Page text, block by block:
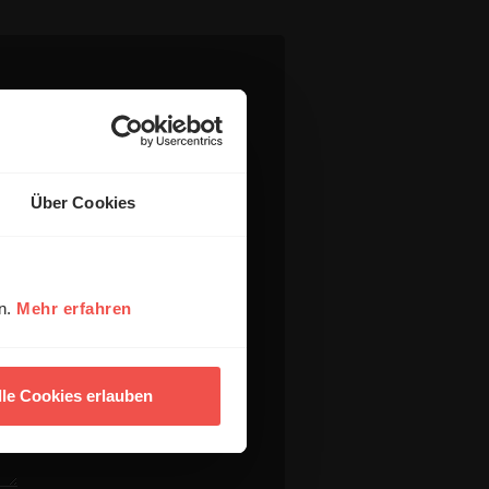
Über Cookies
Mehr erfahren
Cookies erlauben